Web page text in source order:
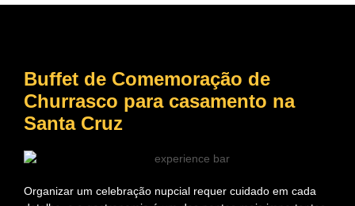
Buffet de Comemoração de
Churrasco para casamento na
Santa Cruz
Organizar um celebração nupcial requer cuidado em cada